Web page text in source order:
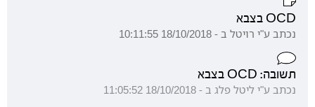
OCD בצבא
נכתב ע"י רויטל ב - 18/10/2018 10:11:55
תשובה: OCD בצבא
נכתב ע"י ליטל פלג ב - 18/10/2018 11:05:52